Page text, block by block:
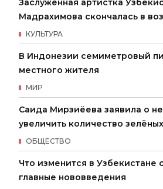
Заслуженная артистка
Мадрахимова скончалась в
КУЛЬТУРА
В Индонезии семиметровый
местного жителя
МИР
Саида Мирзиёева заявила о
увеличить количество
ОБЩЕСТВО
Что изменится в Узбекистане с
главные нововведения